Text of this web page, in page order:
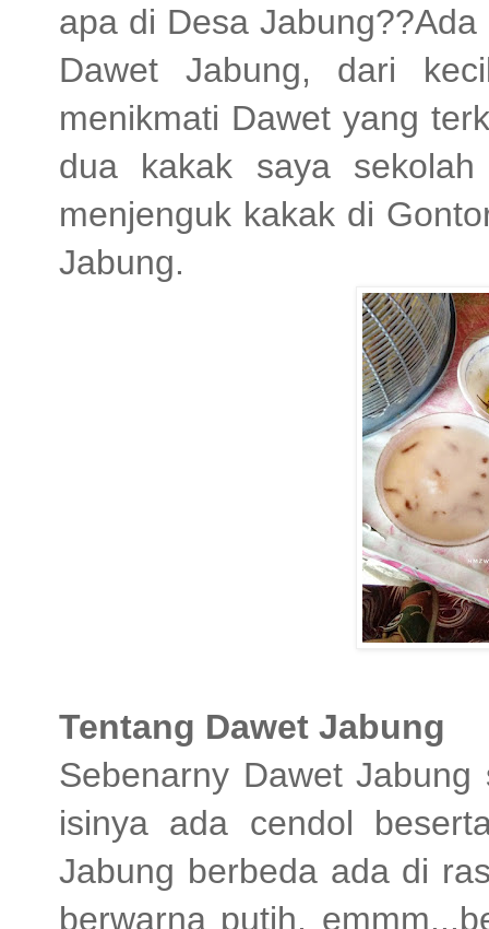
apa di Desa
Dawet Jabung, dari
menikmati Dawet yang
dua kakak saya
menjenguk kakak di
Jabung.
Tentang Dawet Jabung
Sebenarny Dawet
isinya ada cendol
Jabung berbeda ada di
berwarna putih,